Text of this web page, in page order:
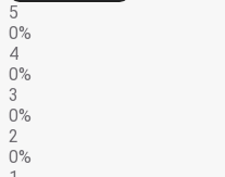
5
0%
4
0%
3
0%
2
0%